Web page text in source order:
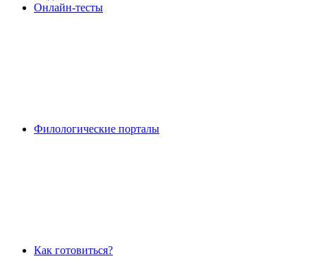
Онлайн-тесты
Филологические порталы
Как готовиться?